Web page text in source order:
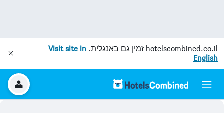
hotelscombined.co.il זמין גם באנגלית. Visit site in
English